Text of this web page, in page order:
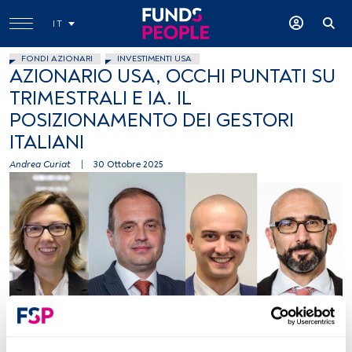
IT
FONDI AZIONARI INVESTIMENTI USA
AZIONARIO USA, OCCHI PUNTATI SU
TRIMESTRALI E IA. IL
POSIZIONAMENTO DEI GESTORI
ITALIANI
Andrea Curiat 30 Ottobre 2025